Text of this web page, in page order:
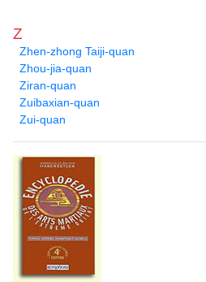
Z
Zhen-zhong Taiji-quan
Zhou-jia-quan
Ziran-quan
Zuibaxian-quan
Zui-quan